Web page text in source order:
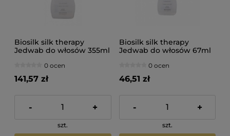
Biosilk silk therapy
Jedwab do włosów 355ml
0 ocen
141,57 zł
- +
szt.
Biosilk silk therapy
Jedwab do włosów 67ml
0 ocen
46,51 zł
- +
szt.